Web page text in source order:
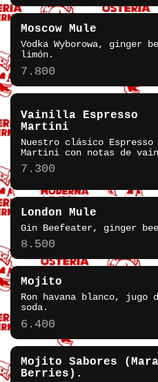
Moscow Mule
Vodka Wyborowa, ginger
limón.
7.800
Vainilla Espresso
Martini
Nuestro clásico Espresso
Martini con notas de
7.300
London Mule
Gin Beefeater, ginger
8.500
Mojito
Ron havana blanco, jugo
soda.
6.400
Mojito Sabores
Berries).